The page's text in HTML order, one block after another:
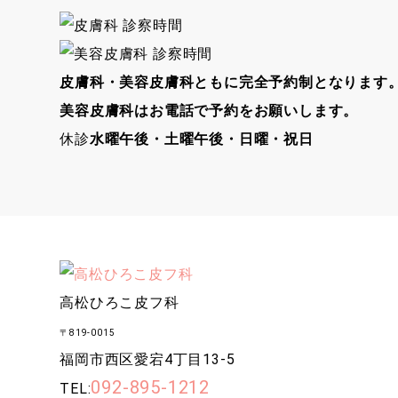
皮膚科・美容皮膚科ともに完全予約制となります
美容皮膚科はお電話で予約をお願いします。
休診水曜午後・土曜午後・日曜・祝日
高松ひろこ皮フ科
〒819-0015
福岡市西区愛宕4丁目13-5
TEL:092-895-1212